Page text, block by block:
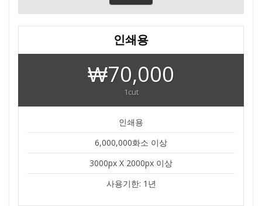
인쇄용
₩70,000
1cut
인쇄용
6,000,000화소 이상
3000px X 2000px 이상
사용기한: 1년